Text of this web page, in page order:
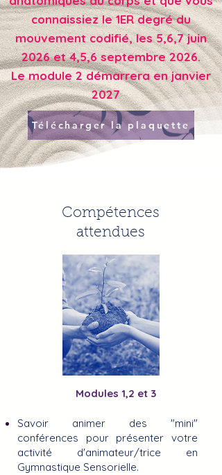
connaissiez le 1ER degré du
mouvement codifié, les 5,6,7 juin
2026 et 4,5,6 septembre 2026.
Le module 2 démarrera en janvier
2027
Télécharger la plaquette
Compétences
attendues
Modules 1,2 et 3
Savoir animer des "mini"
conférences pour présenter votre
activité d'animateur/trice en
Gymnastique Sensorielle.